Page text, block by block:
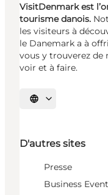
VisitDenmark est
tourisme danois.
les visiteurs à
le Danemark a à
vous y trouverez de
voir et à faire.
Choisissez la langue
D'autres sites
Presse
Business